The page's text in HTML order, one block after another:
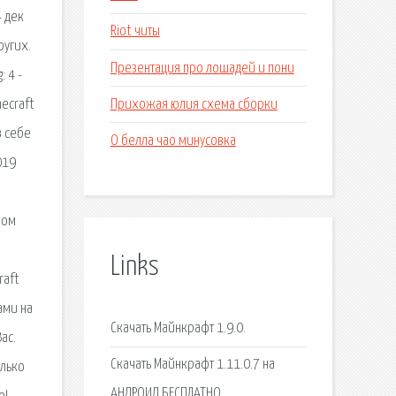
дек
4 -
себе
на
Riot читы
Презентация про лошадей и пони
Прихожая юлия схема сборки
О белла чао минусовка
Links
Скачать Майнкрафт 1.9.0.
Скачать Майнкрафт 1.11.0.7 на